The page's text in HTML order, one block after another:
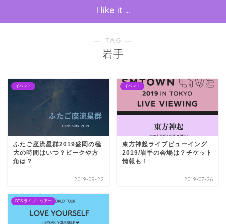
I like it …
― TAG ―
岩手
イベント
ふたご座流星群2019盛岡の極
大の時間はいつ？ピークや方
角は？
2019-09-22
イベント
東方神起ライブビューイング
2019/岩手の会場は？チケット
情報も！
2019-07-26
BTS ライブ・ツアー